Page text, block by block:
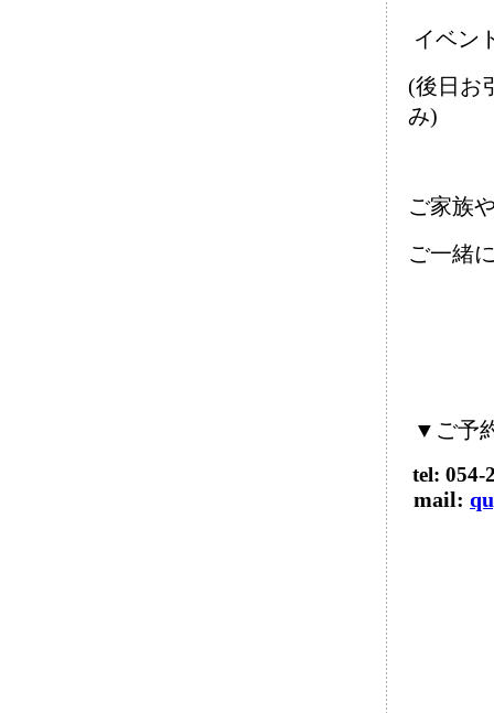
イベン
(後日お
み)
ご家族
ご一緒
▼ご予
tel: 054-
mail: